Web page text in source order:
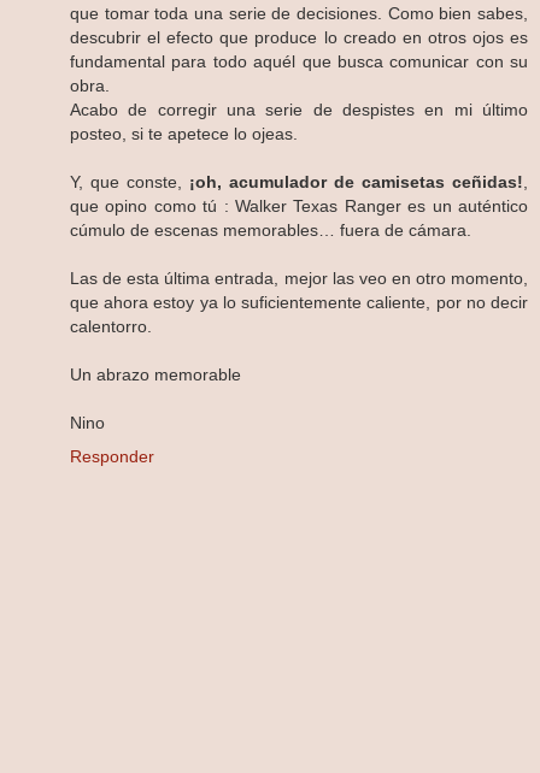
que tomar toda una serie de decisiones. Como bien sabes,
descubrir el efecto que produce lo creado en otros ojos es
fundamental para todo aquél que busca comunicar con su
obra.
Acabo de corregir una serie de despistes en mi último
posteo, si te apetece lo ojeas.
Y, que conste, ¡oh, acumulador de camisetas ceñidas!
que opino como tú : Walker Texas Ranger es un auténtico
cúmulo de escenas memorables… fuera de cámara.
Las de esta última entrada, mejor las veo en otro momento,
que ahora estoy ya lo suficientemente caliente, por no decir
calentorro.
Un abrazo memorable
Nino
Responder